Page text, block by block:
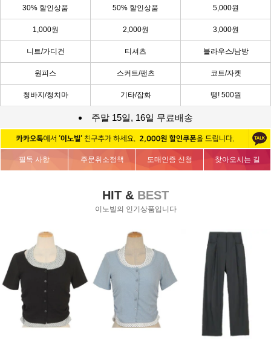
30% 할인상품 50% 할인상품 5,000원
1,000원 2,000원 3,000원
니트/가디건 티셔츠 블라우스/남방
원피스 스커트/팬츠 코트/자켓
청바지/청치마 기타/잡화 땡! 500원
주말 15일, 16일 무료배송
필독 사항 주문취소정책 도매인증 신청 찾아오시는 길
HIT & BEST
이노빌의 인기상품입니다